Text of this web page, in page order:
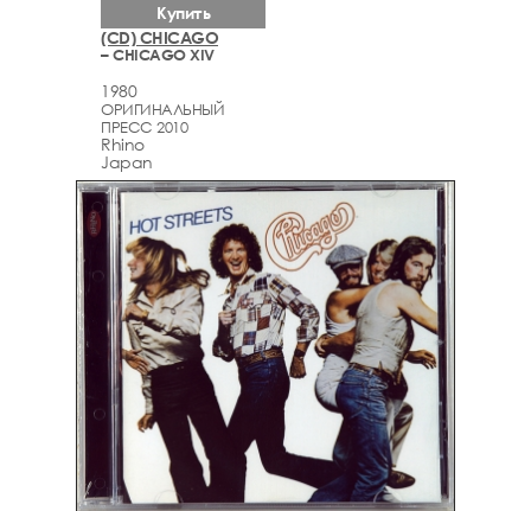
(CD) CHICAGO
– CHICAGO XIV
1980
ОРИГИНАЛЬНЫЙ
ПРЕСС 2010
Rhino
Japan
Купить